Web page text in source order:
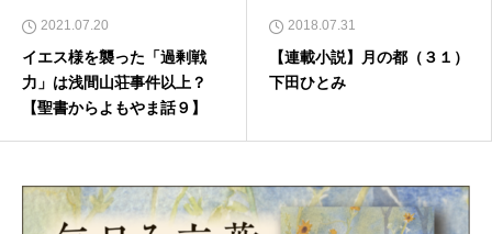
2021.07.20
イエス様を襲った「過剰戦
力」は浅間山荘事件以上？
【聖書からよもやま話９】
2018.07.31
【連載小説】月の都（３１）
下田ひとみ